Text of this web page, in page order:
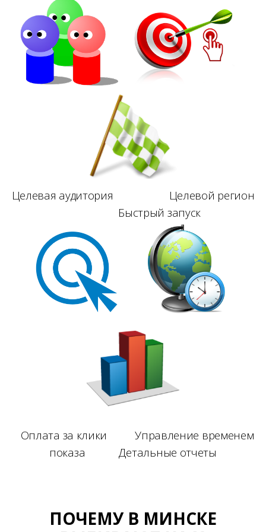
Целевая аудитория Целевой регион
Быстрый запуск
Оплата за клики Управление временем
показа Детальные отчеты
ПОЧЕМУ В МИНСКЕ